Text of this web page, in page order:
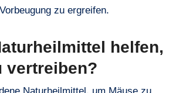
zu ergreifen.
helfen,
vertreiben?